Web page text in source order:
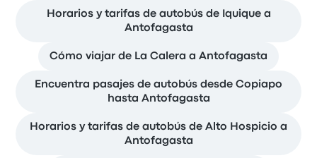
Horarios y tarifas de autobús de Iquique a
Antofagasta
Cómo viajar de La Calera a Antofagasta
Encuentra pasajes de autobús desde Copiapo
hasta Antofagasta
Horarios y tarifas de autobús de Alto Hospicio a
Antofagasta